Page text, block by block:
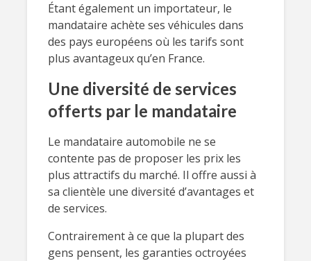
Étant également un importateur, le
mandataire achète ses véhicules dans
des pays européens où les tarifs sont
plus avantageux qu’en France.
Une diversité de services
offerts par le mandataire
Le mandataire automobile ne se
contente pas de proposer les prix les
plus attractifs du marché. Il offre aussi à
sa clientèle une diversité d’avantages et
de services.
Contrairement à ce que la plupart des
gens pensent, les garanties octroyées